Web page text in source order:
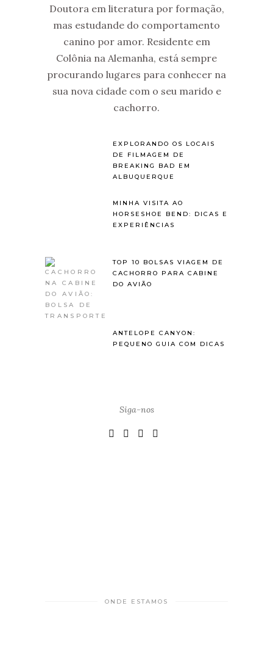
Doutora em literatura por formação,
mas estudande do comportamento
canino por amor. Residente em
Colônia na Alemanha, está sempre
procurando lugares para conhecer na
sua nova cidade com o seu marido e
cachorro.
EXPLORANDO OS LOCAIS
DE FILMAGEM DE
BREAKING BAD EM
ALBUQUERQUE
MINHA VISITA AO
HORSESHOE BEND: DICAS E
EXPERIÊNCIAS
TOP 10 BOLSAS VIAGEM DE
CACHORRO PARA CABINE
DO AVIÃO
ANTELOPE CANYON:
PEQUENO GUIA COM DICAS
Siga-nos
ONDE ESTAMOS